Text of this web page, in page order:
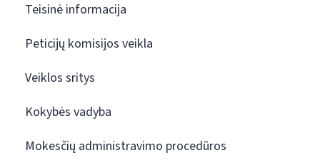
Teisinė informacija
Peticijų komisijos veikla
Veiklos sritys
Kokybės vadyba
Mokesčių administravimo procedūros